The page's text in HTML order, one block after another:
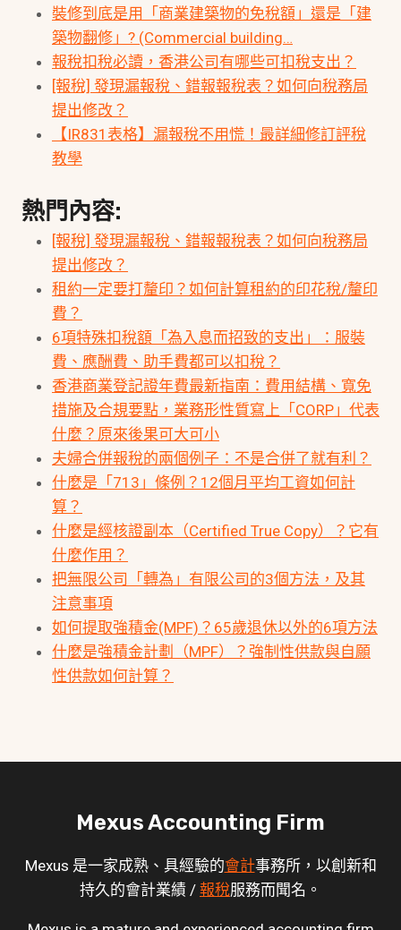
裝修到底是用「商業建築物的免稅額」還是「建
築物翻修」? (Commercial building…
報稅扣稅必讀，香港公司有哪些可扣稅支出？
[報稅] 發現漏報稅、錯報報稅表？如何向稅務局
提出修改？
【IR831表格】漏報稅不用慌！最詳細修訂評稅
教學
熱門內容:
[報稅] 發現漏報稅、錯報報稅表？如何向稅務局
提出修改？
租約一定要打釐印？如何計算租約的印花稅/釐印
費？
6項特殊扣稅額「為入息而招致的支出」：服裝
費、應酬費、助手費都可以扣稅？
香港商業登記證年費最新指南：費用結構、寬免
措施及合規要點，業務形性質寫上「CORP」代表
什麼？原來後果可大可小
夫婦合併報稅的兩個例子：不是合併了就有利？
什麼是「713」條例？12個月平均工資如何計
算？
什麼是經核證副本（Certified True Copy）？它有
什麼作用？
把無限公司「轉為」有限公司的3個方法，及其
注意事項
如何提取強積金(MPF)？65歲退休以外的6項方法
什麼是強積金計劃（MPF）？強制性供款與自願
性供款如何計算？
Mexus Accounting Firm
Mexus 是一家成熟、具經驗的會計事務所，以創新和
持久的會計業績 / 報稅服務而聞名。